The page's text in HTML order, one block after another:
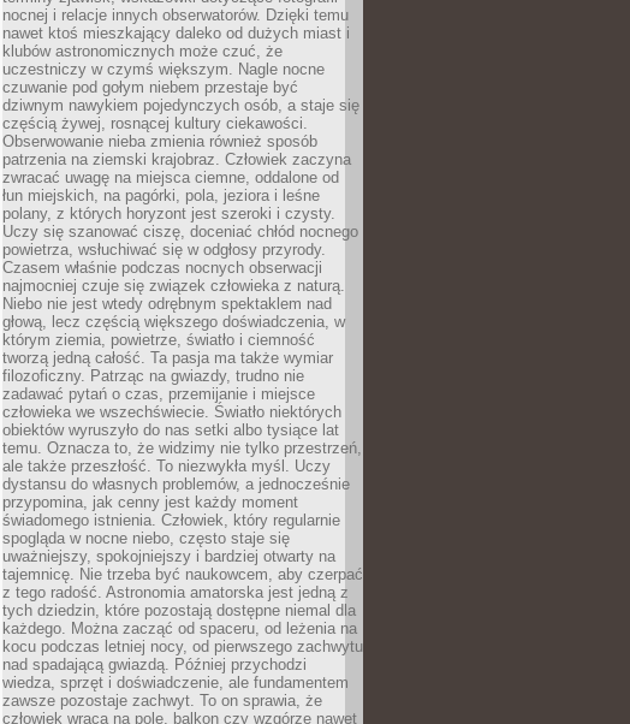
nocnej i relacje innych obserwatorów. Dzięki temu
nawet ktoś mieszkający daleko od dużych miast i
klubów astronomicznych może czuć, że
uczestniczy w czymś większym. Nagle nocne
czuwanie pod gołym niebem przestaje być
dziwnym nawykiem pojedynczych osób, a staje się
częścią żywej, rosnącej kultury ciekawości.
Obserwowanie nieba zmienia również sposób
patrzenia na ziemski krajobraz. Człowiek zaczyna
zwracać uwagę na miejsca ciemne, oddalone od
łun miejskich, na pagórki, pola, jeziora i leśne
polany, z których horyzont jest szeroki i czysty.
Uczy się szanować ciszę, doceniać chłód nocnego
powietrza, wsłuchiwać się w odgłosy przyrody.
Czasem właśnie podczas nocnych obserwacji
najmocniej czuje się związek człowieka z naturą.
Niebo nie jest wtedy odrębnym spektaklem nad
głową, lecz częścią większego doświadczenia, w
którym ziemia, powietrze, światło i ciemność
tworzą jedną całość. Ta pasja ma także wymiar
filozoficzny. Patrząc na gwiazdy, trudno nie
zadawać pytań o czas, przemijanie i miejsce
człowieka we wszechświecie. Światło niektórych
obiektów wyruszyło do nas setki albo tysiące lat
temu. Oznacza to, że widzimy nie tylko przestrzeń,
ale także przeszłość. To niezwykła myśl. Uczy
dystansu do własnych problemów, a jednocześnie
przypomina, jak cenny jest każdy moment
świadomego istnienia. Człowiek, który regularnie
spogląda w nocne niebo, często staje się
uważniejszy, spokojniejszy i bardziej otwarty na
tajemnicę. Nie trzeba być naukowcem, aby czerpać
z tego radość. Astronomia amatorska jest jedną z
tych dziedzin, które pozostają dostępne niemal dla
każdego. Można zacząć od spaceru, od leżenia na
kocu podczas letniej nocy, od pierwszego zachwytu
nad spadającą gwiazdą. Później przychodzi
wiedza, sprzęt i doświadczenie, ale fundamentem
zawsze pozostaje zachwyt. To on sprawia, że
człowiek wraca na pole, balkon czy wzgórze nawet